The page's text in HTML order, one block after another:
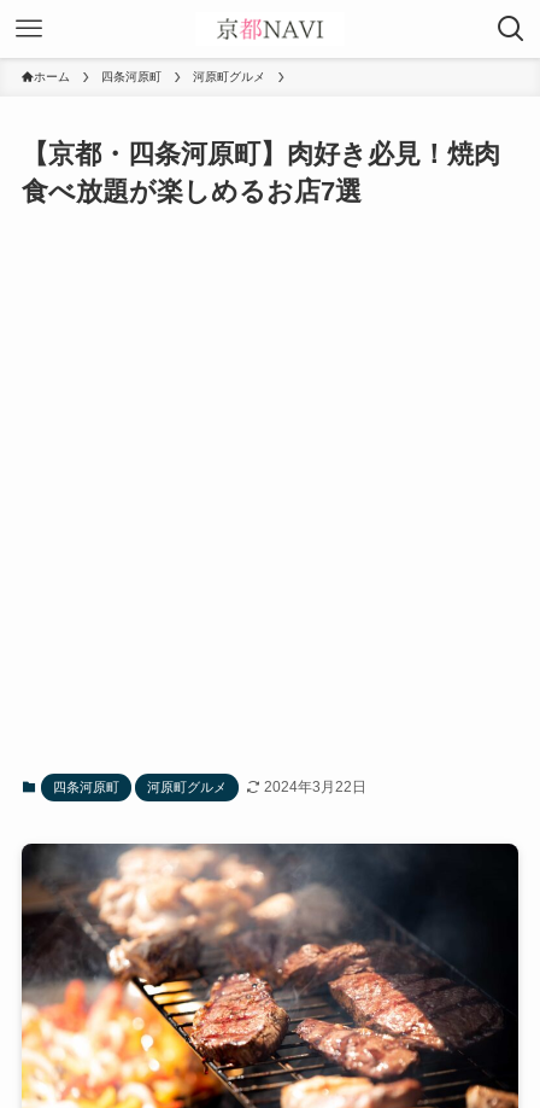
ホーム 四条河原町 河原町グルメ
【京都・四条河原町】肉好き必見！焼肉
食べ放題が楽しめるお店7選
四条河原町 河原町グルメ 2024年3月22日